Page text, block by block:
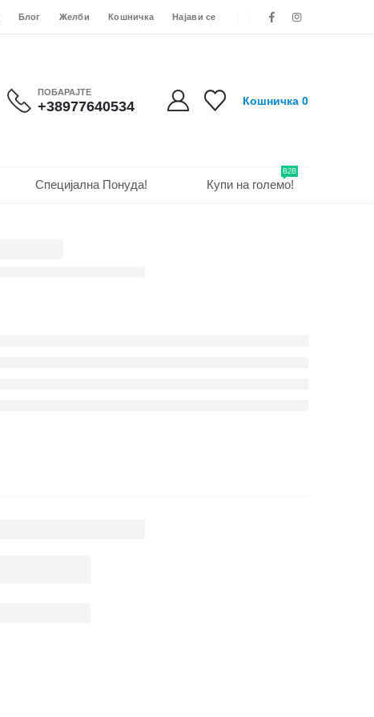
Блог Желби Кошничка Најави се
ПОБАРАЈТЕ
+38977640534 Кошничка 0
Специјална Понуда! Купи на големо!
B2B